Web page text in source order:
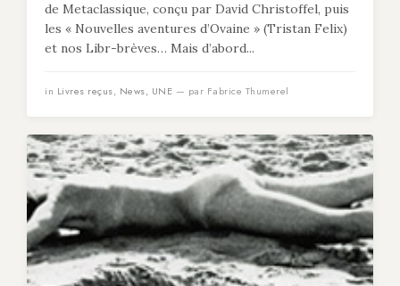
de Metaclassique, conçu par David Christoffel, puis
les « Nouvelles aventures d’Ovaine » (Tristan Felix)
et nos Libr-brèves… Mais d’abord...
in Livres reçus, News, UNE — par Fabrice Thumerel